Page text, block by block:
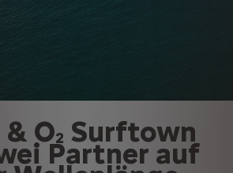
O2 Surftown
Partner auf